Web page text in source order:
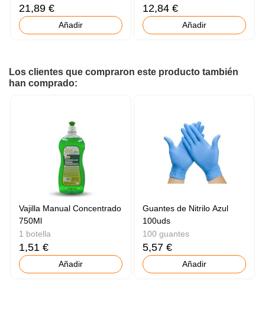
21,89 €
Añadir
12,84 €
Añadir
Los clientes que compraron este producto también
han comprado:
Vajilla Manual Concentrado
750Ml
1 botella
1,51 €
Añadir
Guantes de Nitrilo Azul
100uds
100 guantes
5,57 €
Añadir